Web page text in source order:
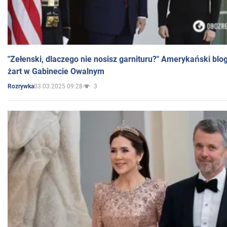
"Zełenski, dlaczego nie nosisz garnituru?" Amerykański
żart w Gabinecie Owalnym
Rozrywka03.03.2025 09:28 3